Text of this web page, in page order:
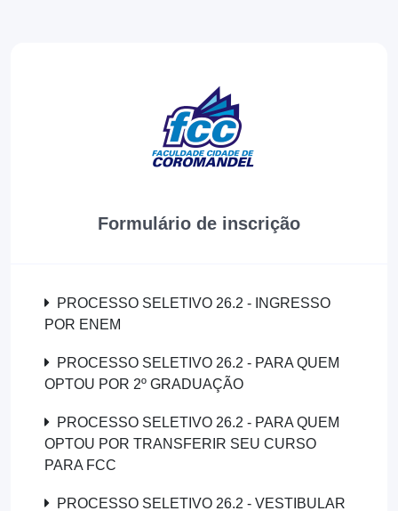
Formulário de inscrição
PROCESSO SELETIVO 26.2 - INGRESSO
POR ENEM
PROCESSO SELETIVO 26.2 - PARA QUEM
OPTOU POR 2º GRADUAÇÃO
PROCESSO SELETIVO 26.2 - PARA QUEM
OPTOU POR TRANSFERIR SEU CURSO
PARA FCC
PROCESSO SELETIVO 26.2 - VESTIBULAR